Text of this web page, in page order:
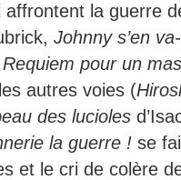
affrontent la guerre
Johnny s’en
Requiem pour un
autres voies (
des lucioles
la guerre ! se
et le cri de colère